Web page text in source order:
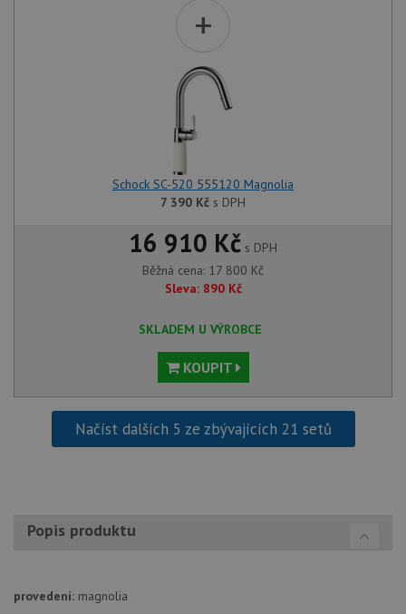
+
Schock SC-520 555120 Magnolia
7 390 Kč s DPH
16 910 Kč s DPH
Běžná cena: 17 800 Kč
Sleva: 890 Kč
SKLADEM U VÝROBCE
KOUPIT
Načíst dalších 5 ze zbývajících 21 setů
Popis produktu
provedení: magnolia